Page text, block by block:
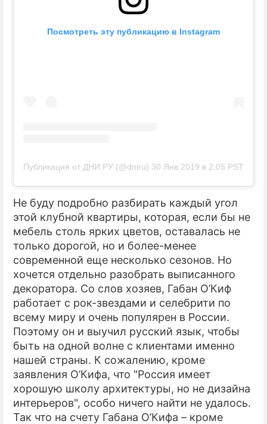
Посмотреть эту публикацию в Instagram
Публикация от ДНИ.РУ (@dniru) 30 Янв 2019 в 2:05 PST
Не буду подробно разбирать каждый угол
этой клубной квартиры, которая, если бы не
мебель столь ярких цветов, оставалась не
только дорогой, но и более-менее
современной еще несколько сезонов. Но
хочется отдельно разобрать выписанного
декоратора. Со слов хозяев, Габан О’Киф
работает с рок-звездами и селебрити по
всему миру и очень популярен в России.
Поэтому он и выучил русский язык, чтобы
быть на одной волне с клиентами именно
нашей страны. К сожалению, кроме
заявления О’Кифа, что "Россия имеет
хорошую школу архитектуры, но не дизайна
интерьеров", особо ничего найти не удалось.
Так что на счету Габана О’Кифа – кроме